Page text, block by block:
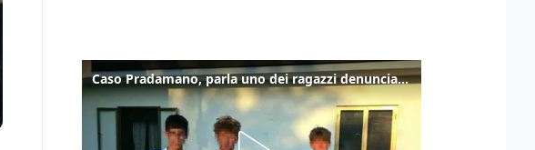
Caso Pradamano, parla uno dei ragazzi denunciati per la limonata: "Volevo anche aiutare i miei"